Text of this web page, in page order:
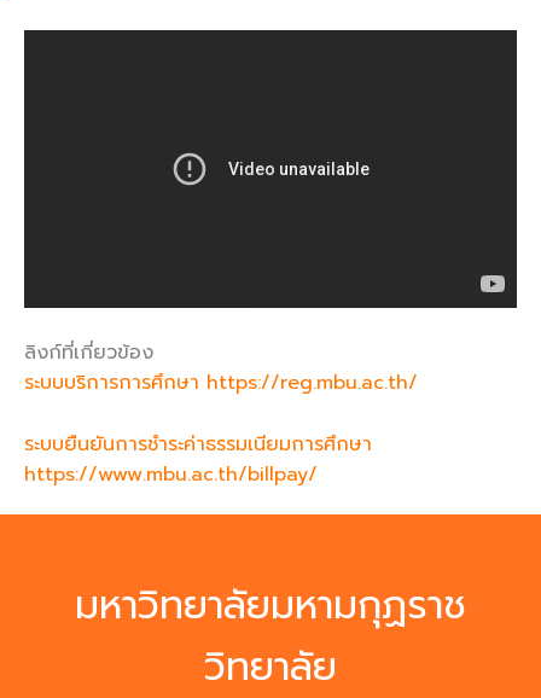
ลิงก์ที่เกี่ยวข้อง
ระบบบริการการศึกษา https://reg.mbu.ac.th/
ระบบยืนยันการชำระค่าธรรมเนียมการศึกษา
https://www.mbu.ac.th/billpay/
มหาวิทยาลัยมหามกุฏราช
วิทยาลัย